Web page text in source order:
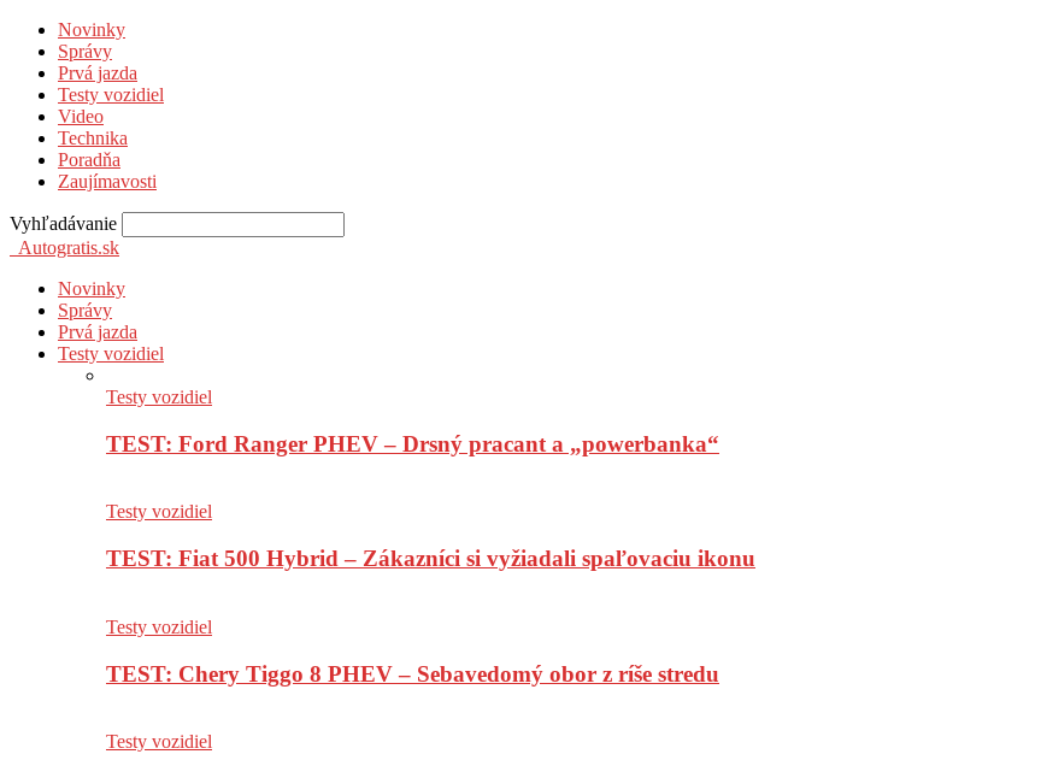
Novinky
Správy
Prvá jazda
Testy vozidiel
Video
Technika
Poradňa
Zaujímavosti
Vyhľadávanie
Autogratis.sk
Novinky
Správy
Prvá jazda
Testy vozidiel
Testy vozidiel
TEST: Ford Ranger PHEV – Drsný pracant a „powerbanka“
Testy vozidiel
TEST: Fiat 500 Hybrid – Zákazníci si vyžiadali spaľovaciu ikonu
Testy vozidiel
TEST: Chery Tiggo 8 PHEV – Sebavedomý obor z ríše stredu
Testy vozidiel